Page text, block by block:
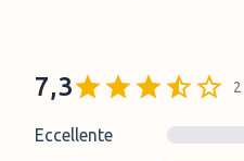
7,3 2
Eccellente